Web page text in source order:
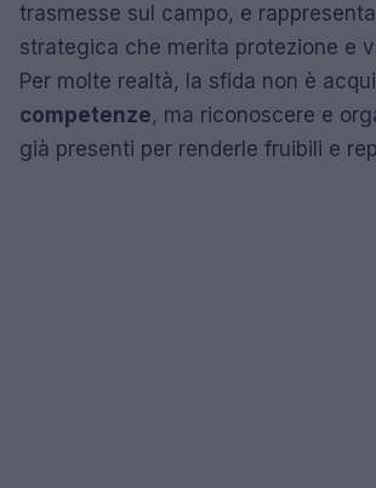
trasmesse sul campo, e
strategica che merita protezione e
Per molte realtà, la sfida non è
competenze, ma riconoscere e
già presenti per renderle fruibili e